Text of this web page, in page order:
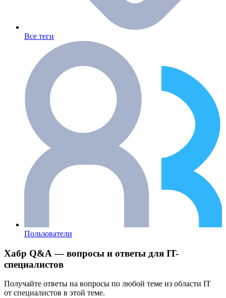
Все теги
Пользователи
Хабр Q&A — вопросы и ответы для IT-
специалистов
Получайте ответы на вопросы по любой теме из области IT
от специалистов в этой теме.